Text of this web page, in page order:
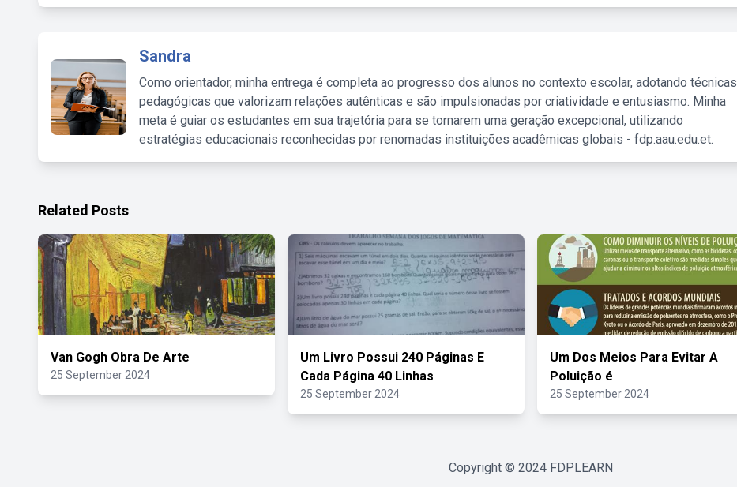
Sandra
Como orientador, minha entrega é completa ao progresso dos alunos no contexto escolar, adotando técnicas
pedagógicas que valorizam relações autênticas e são impulsionadas por criatividade e entusiasmo. Minha
meta é guiar os estudantes em sua trajetória para se tornarem uma geração excepcional, utilizando
estratégias educacionais reconhecidas por renomadas instituições acadêmicas globais - fdp.aau.edu.et.
Related Posts
Van Gogh Obra De Arte
25 September 2024
Um Livro Possui 240 Páginas E
Cada Página 40 Linhas
25 September 2024
Um Dos Meios Para Evitar A
Poluição é
25 September 2024
Copyright © 2024 FDPLEARN